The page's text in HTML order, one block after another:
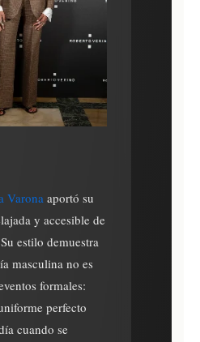
Varona aportó su
y accesible de
estilo demuestra
masculina no es
formales:
perfecto
cuando se